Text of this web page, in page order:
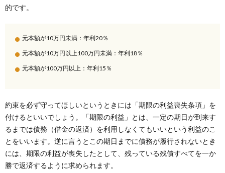
的です。
元本額が10万円未満：年利20％
元本額が10万円以上100万円未満：年利18％
元本額が100万円以上：年利15％
約束を必ず守ってほしいというときには「期限の利益喪失条項」を
付けるといいでしょう。「期限の利益」とは、一定の期日が到来す
るまでは債務（借金の返済）を利用しなくてもいいという利益のこ
とをいいます。逆に言うとこの期日までに債務が履行されないとき
には、期限の利益が喪失したとして、残っている残債すべてを一か
勝で返済するように求められます。